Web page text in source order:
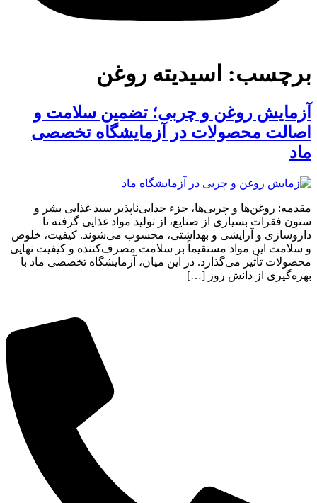
برچسب: اسیدیته روغن
آزمایش روغن و چربی؛ تضمین سلامت و
اصالت محصولات در آزمایشگاه تخصصی
ماد
مقدمه: روغن‌ها و چربی‌ها، جزء جدایی‌ناپذیر سبد غذایی بشر و
ستون فقرات بسیاری از صنایع، از تولید مواد غذایی گرفته تا
داروسازی و آرایشی و بهداشتی، محسوب می‌شوند. کیفیت، خلوص
و سلامت این مواد مستقیماً بر سلامت مصرف‌کننده و کیفیت نهایی
محصولات تأثیر می‌گذارد. در این میان، آزمایشگاه تخصصی ماد با
بهره‌گیری از دانش روز […]